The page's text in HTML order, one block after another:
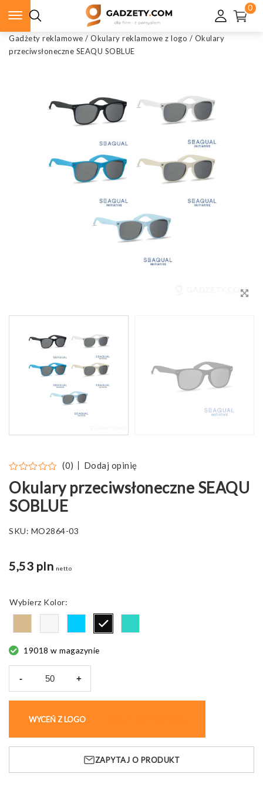
0
Gadżety reklamowe / Okulary reklamowe z logo / Okulary
przeciwsłoneczne SEAQU SOBLUE
(0) Dodaj opinię
Okulary przeciwsłoneczne SEAQU
SOBLUE
SKU: MO2864-03
5,53 pln netto
Kolor
19018 w magazynie
-
SEAQU
SOBLUE
+
WYCEŃ Z LOGO
ZAPYTAJ O PRODUKT